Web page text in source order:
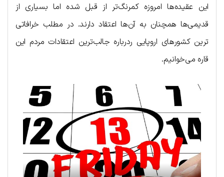
این عقیده‌ها امروزه کمرنگ‌تر از قبل شده اما بسیاری از
قدیمی‌ها همچنان به آن‌ها اعتقاد دارند. در مطلب خرافاتی
ترین کشورهای اروپایی ردرباره جالب‌ترین اعتقادات مردم این
قاره می‌خوانیم.